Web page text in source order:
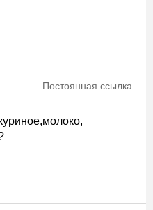
Постоянная ссылка